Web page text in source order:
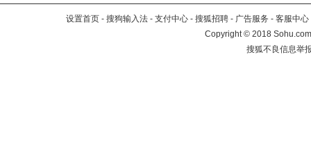
设置首页 - 搜狗输入法 - 支付中心 - 搜狐招聘 - 广告服务 - 客服中心
Copyright©2018
搜狐不良信息举